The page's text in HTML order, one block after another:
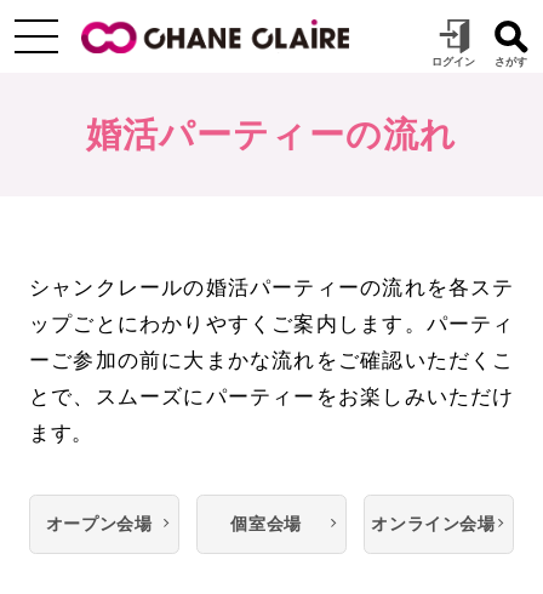
婚活パーティーの流れ
シャンクレールの婚活パーティーの流れを各ステ
ップごとにわかりやすくご案内します。パーティ
ーご参加の前に大まかな流れをご確認いただくこ
とで、スムーズにパーティーをお楽しみいただけ
ます。
オープン会場 個室会場 オンライン会場